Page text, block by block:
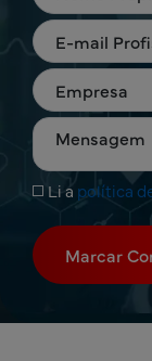
Li a política